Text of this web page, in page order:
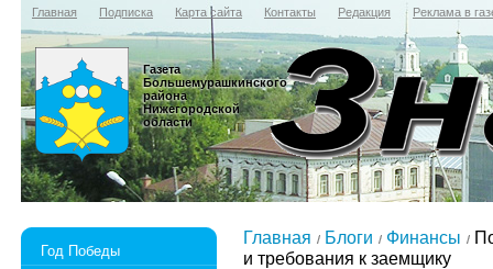
Главная Подписка Карта сайта Контакты Редакция Реклама в
Газета
Большемурашкинского
района
Нижегородской
области
Год Победы
Главная Блоги Финансы
и требования к заемщику